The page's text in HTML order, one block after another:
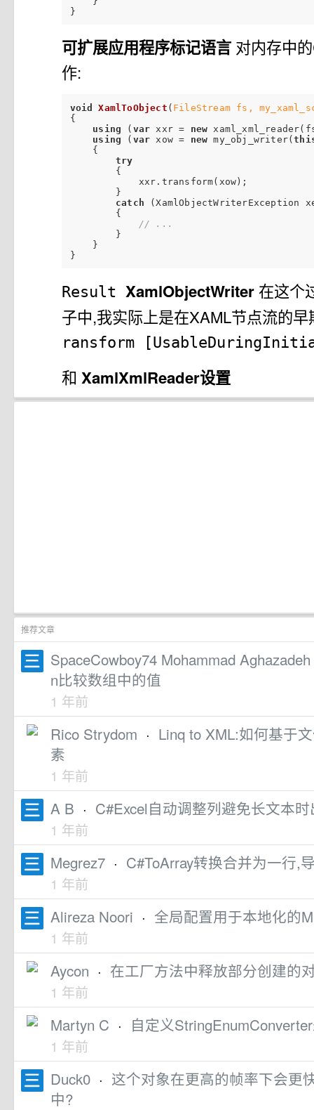
可扩展应用程序标记语言 对内存中
作:
void XamlToObject ( FileStream fs,
{
using ( var xxr = new
using ( var xow = new my_obj_writer(
    {
try
        {
            xxr.transform(xow);
        }
catch (XamlObjectWriterException
        {
// ...
        }
    }
Result XamlObjectWriter 在这个
子中,我实际上是在XAML节点流的
ransform
和 XamlXmlReader设置
推荐文章
SpaceCowboy74 Mohammad Aghazadeh
n比较数组中的值
1 年前
Rico Strydom · Linq to XML:如何基于
素
1 年前
A B · C#Excel自动调整列避免长文本
1 年前
Megrez7 · C#ToArray转换合并为一行,
1 年前
Alireza Noori · 全局配置用于本地化的
1 年前
Aycon · 在工厂方法中释放部分创建的
1 年前
Martyn C · 自定义
1 年前
Duck0 · 这个对象在更高的帧率下会更
中?